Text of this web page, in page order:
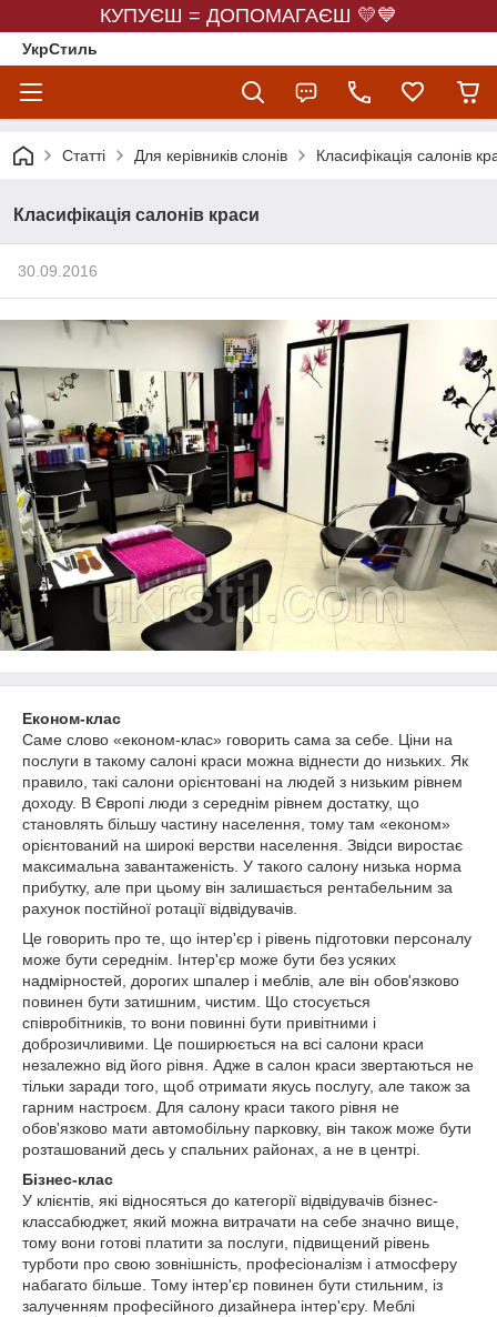
КУПУЄШ = ДОПОМАГАЄШ 💛💙
УкрСтиль
Статті Для керівників слонів Класифікація салонів
Класифікація салонів краси
30.09.2016
Економ-клас
Саме слово «економ-клас» говорить сама за себе. Ціни на
послуги в такому салоні краси можна віднести до низьких. Як
правило, такі салони орієнтовані на людей з низьким рівнем
доходу. В Європі люди з середнім рівнем достатку, що
становлять більшу частину населення, тому там «економ»
орієнтований на широкі верстви населення. Звідси виростає
максимальна завантаженість. У такого салону низька норма
прибутку, але при цьому він залишається рентабельним за
рахунок постійної ротації відвідувачів.
Це говорить про те, що інтер'єр і рівень підготовки персоналу
може бути середнім. Інтер'єр може бути без усяких
надмірностей, дорогих шпалер і меблів, але він обов'язково
повинен бути затишним, чистим. Що стосується
співробітників, то вони повинні бути привітними і
доброзичливими. Це поширюється на всі салони краси
незалежно від його рівня. Адже в салон краси звертаються не
тільки заради того, щоб отримати якусь послугу, але також за
гарним настроєм. Для салону краси такого рівня не
обов'язково мати автомобільну парковку, він також може бути
розташований десь у спальних районах, а не в центрі.
Бізнес-клас
У клієнтів, які відносяться до категорії відвідувачів бізнес-
классабюджет, який можна витрачати на себе значно вище,
тому вони готові платити за послуги, підвищений рівень
турботи про свою зовнішність, професіоналізм і атмосферу
набагато більше. Тому інтер'єр повинен бути стильним, із
залученням професійного дизайнера інтер'єру. Меблі